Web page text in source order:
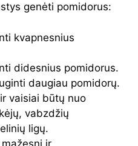
genėti pomidorus:
kvapnesnius
didesnius pomidorus.
daugiau pomidorų.
vaisiai būtų nuo
vabzdžių
ligų.
ir